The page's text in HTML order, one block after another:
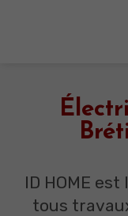
ID HOME
tous